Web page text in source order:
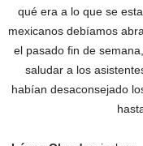
qué era a lo que se
mexicanos debíamos
el pasado fin de
saludar a los
habían desaconsejado